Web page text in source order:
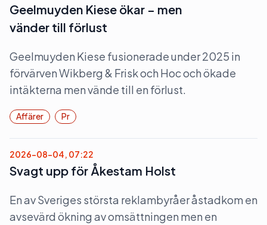
Geelmuyden Kiese ökar – men
vänder till förlust
Geelmuyden Kiese fusionerade under 2025 in
förvärven Wikberg & Frisk och Hoc och ökade
intäkterna men vände till en förlust.
Affärer Pr
2026-08-04, 07:22
Svagt upp för Åkestam Holst
En av Sveriges största reklambyråer åstadkom en
avsevärd ökning av omsättningen men en